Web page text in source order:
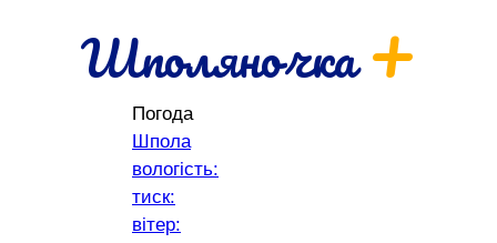
Шполяночка+
Погода
Шпола
вологість:
тиск:
вітер: